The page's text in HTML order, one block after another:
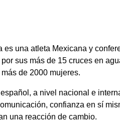
una atleta Mexicana y
sus más de 15 cruces en
de 2000 mujeres.
a nivel nacional e
confianza en sí
una reacción de cambio.